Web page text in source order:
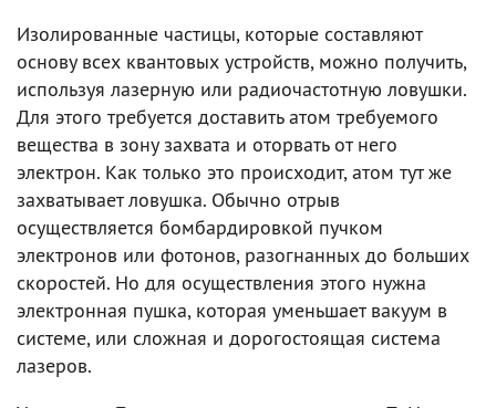
Изолированные частицы, которые составляют
основу всех квантовых устройств, можно получить,
используя лазерную или радиочастотную ловушки.
Для этого требуется доставить атом требуемого
вещества в зону захвата и оторвать от него
электрон. Как только это происходит, атом тут же
захватывает ловушка. Обычно отрыв
осуществляется бомбардировкой пучком
электронов или фотонов, разогнанных до больших
скоростей. Но для осуществления этого нужна
электронная пушка, которая уменьшает вакуум в
системе, или сложная и дорогостоящая система
лазеров.